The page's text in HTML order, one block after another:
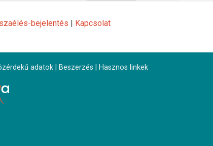
bejelentés Kapcsolat
adatok| Beszerzés Hasznos linkek